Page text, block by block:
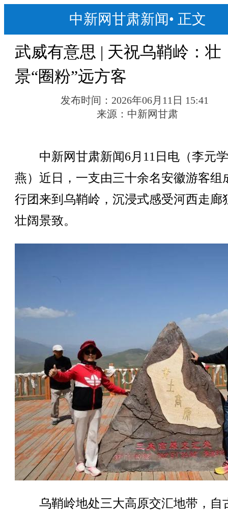
中新网甘肃新闻• 正文
武威有意思 | 天祝乌鞘岭：壮
景“圈粉”远方客
发布时间： 2026年06月11日 15:41
来源： 中新网甘肃
中新网甘肃新闻6月11日电（李元
燕）近日，一支由三十余名安徽游客组
行团来到乌鞘岭，沉浸式感受河西走廊
壮阔景致。
乌鞘岭地处三大高原交汇地带，自